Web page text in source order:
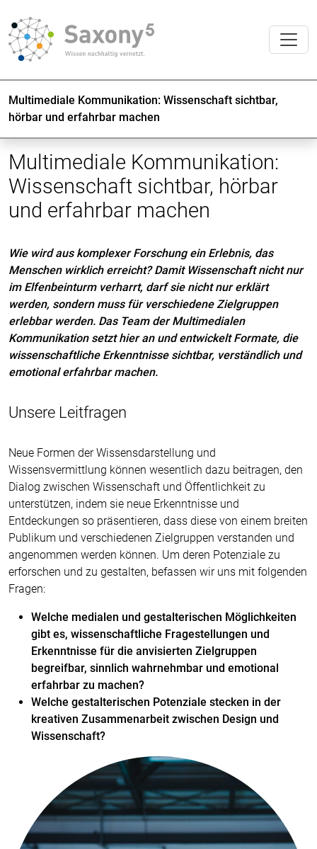
Multimediale Kommunikation: Wissenschaft sichtbar,
hörbar und erfahrbar machen
Multimediale Kommunikation:
Wissenschaft sichtbar, hörbar
und erfahrbar machen
Wie wird aus komplexer Forschung ein Erlebnis, das
Menschen wirklich erreicht? Damit Wissenschaft nicht nur
im Elfenbeinturm verharrt, darf sie nicht nur erklärt
werden, sondern muss für verschiedene Zielgruppen
erlebbar werden. Das Team der Multimedialen
Kommunikation setzt hier an und entwickelt Formate, die
wissenschaftliche Erkenntnisse sichtbar, verständlich und
emotional erfahrbar machen.
Unsere Leitfragen
Neue Formen der Wissensdarstellung und
Wissensvermittlung können wesentlich dazu beitragen, den
Dialog zwischen Wissenschaft und Öffentlichkeit zu
unterstützen, indem sie neue Erkenntnisse und
Entdeckungen so präsentieren, dass diese von einem breiten
Publikum und verschiedenen Zielgruppen verstanden und
angenommen werden können. Um deren Potenziale zu
erforschen und zu gestalten, befassen wir uns mit folgenden
Fragen:
Welche medialen und gestalterischen Möglichkeiten
gibt es, wissenschaftliche Fragestellungen und
Erkenntnisse für die anvisierten Zielgruppen
begreifbar, sinnlich wahrnehmbar und emotional
erfahrbar zu machen?
Welche gestalterischen Potenziale stecken in der
kreativen Zusammenarbeit zwischen Design und
Wissenschaft?